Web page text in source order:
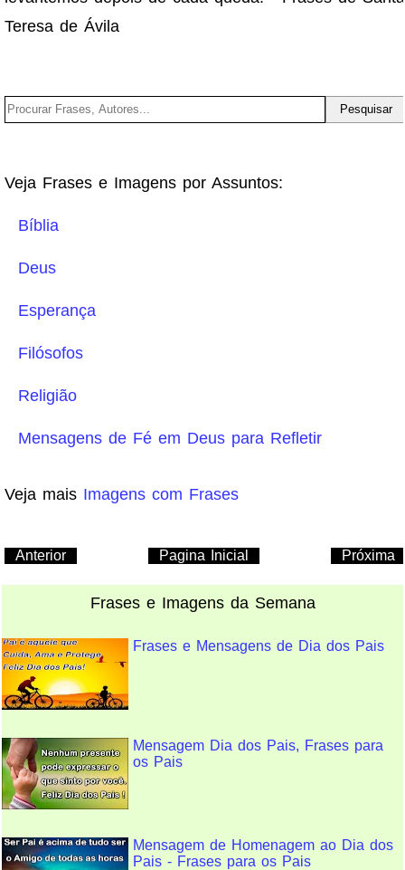
Teresa de Ávila
Veja Frases e Imagens por Assuntos:
Bíblia
Deus
Esperança
Filósofos
Religião
Mensagens de Fé em Deus para Refletir
Veja mais Imagens com Frases
Anterior Próxima
Pagina Inicial
Frases e Imagens da Semana
Frases e Mensagens de Dia dos Pais
Mensagem Dia dos Pais, Frases para
os Pais
Mensagem de Homenagem ao Dia dos
Pais - Frases para os Pais